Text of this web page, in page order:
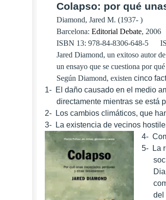
Colapso: por qué
Diamond, Jared M. (1937- )
Barcelona:Editorial Debate, 2006
ISBN 13: 978-84-8306-648-5
Jared Diamond, un exitoso autor
un ensayo que se cuestiona por
Según Diamond, existencinco
1- El daño causado en el medio
directamente mientras se está
2-
Los cambios climáticos, que
3-
La existencia de vecinos
4-
5-
La
del